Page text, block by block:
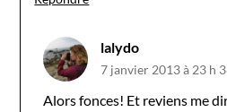
lalydo
7 janvier 2013 à 23 h
Alors fonces! Et reviens me